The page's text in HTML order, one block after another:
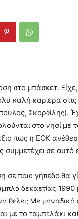
στο μπάσκετ.
καλή καριέρα
στο νησί με
πως η ΕΟΚ
σε αυτό
ποιο γήπεδο θα
δεκαετίας
θέλει; Με
με το ταμπελάκι